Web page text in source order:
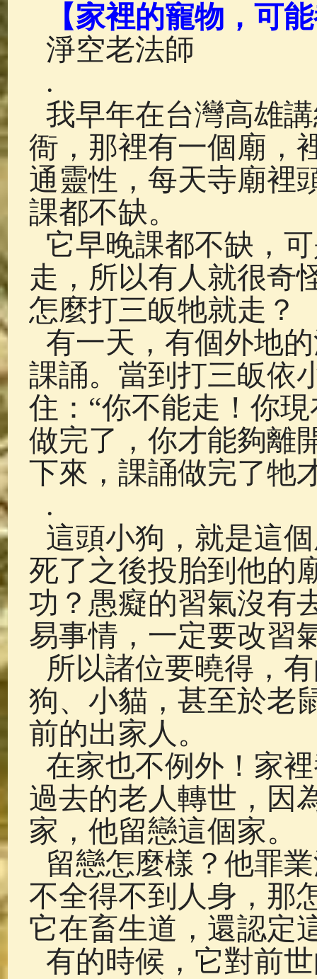
佛典故事(37)
【家裡的寵物，可
淨空老法師
.
我早年在台灣高雄
衙，那裡有一個廟，
通靈性，每天寺廟裡
課都不缺。
它早晚課都不缺，
走，所以有人就很奇
怎麼打三皈牠就走？
有一天，有個外地
課誦。當到打三皈依
住：“你不能走！你
做完了，你才能夠離
下來，課誦做完了牠
.
這頭小狗，就是這
死了之後投胎到他的
功？愚癡的習氣沒有
易事情，一定要改習
所以諸位要曉得，
狗、小貓，甚至於老
前的出家人。
在家也不例外！家
過去的老人轉世，因
家，他留戀這個家。
留戀怎麼樣？他罪
不全得不到人身，那
它在畜生道，還認定
有的時候，它對前